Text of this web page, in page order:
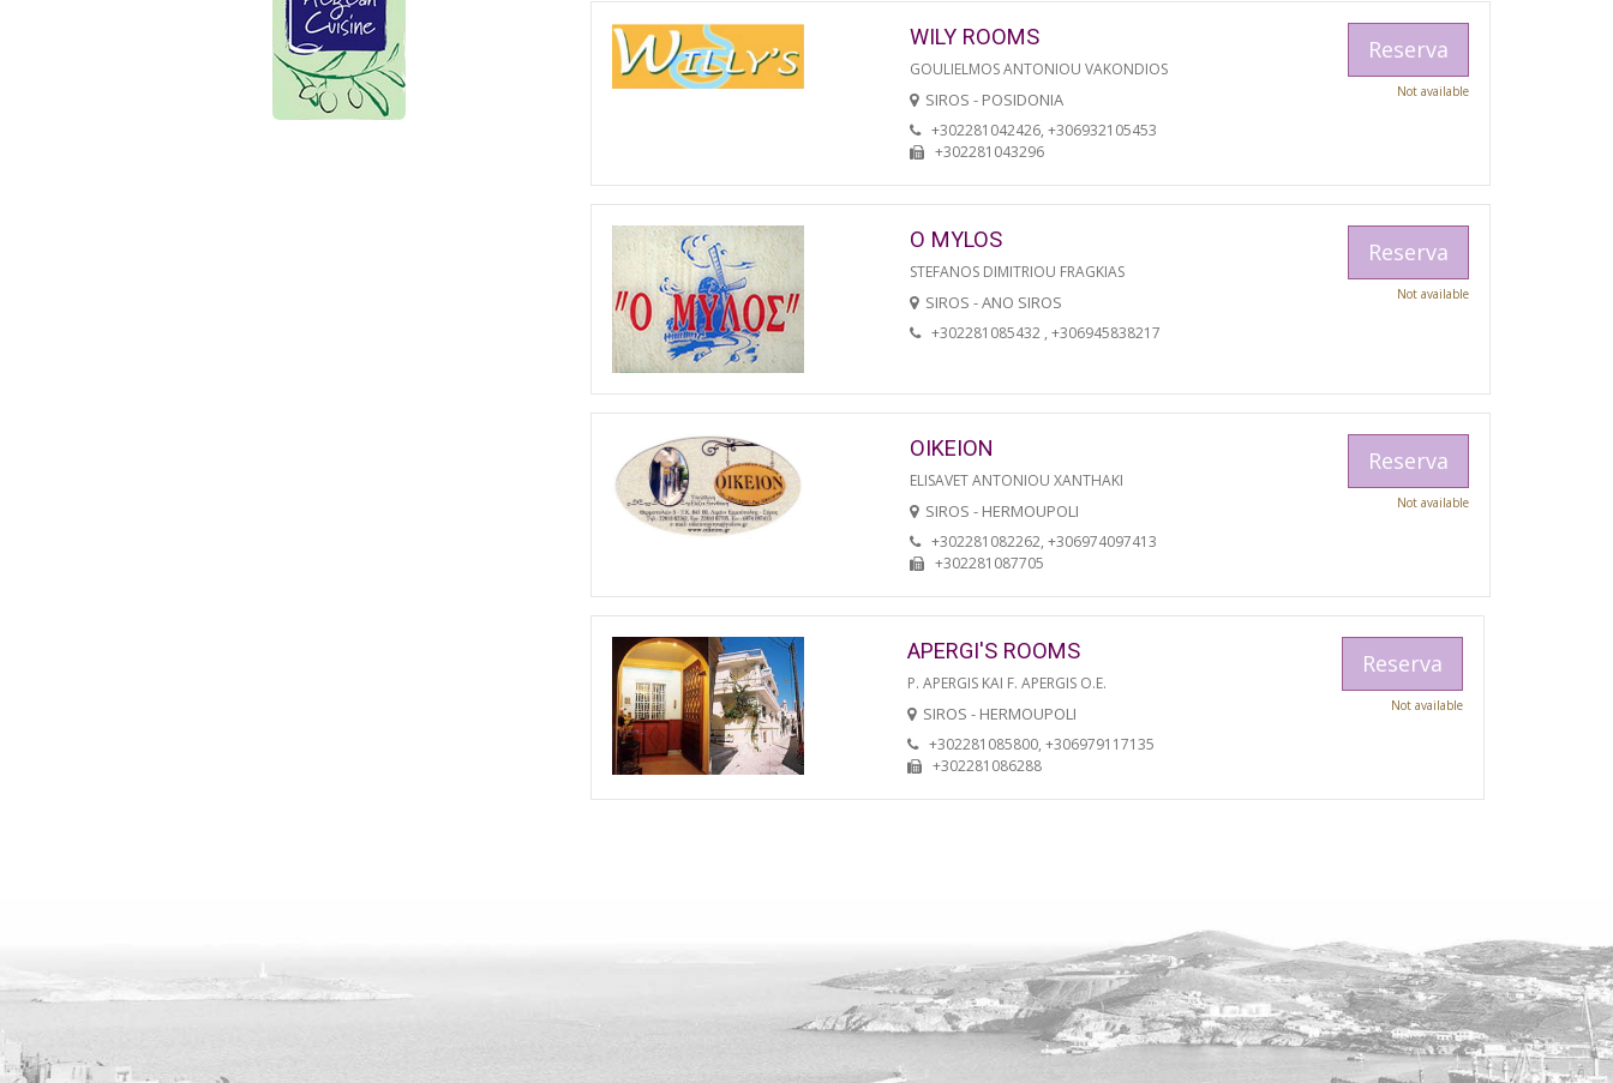
WILY ROOMS
GOULIELMOS ANTONIOU VAKONDIOS
SIROS - POSIDONIA
+302281042426, +306932105453
+302281043296
Reserva
Not available
O MYLOS
STEFANOS DIMITRIOU FRAGKIAS
SIROS - ANO SIROS
+302281085432 , +306945838217
Reserva
Not available
OIKEION
ELISAVET ANTONIOU XANTHAKI
SIROS - HERMOUPOLI
+302281082262, +306974097413
+302281087705
Reserva
Not available
APERGI'S ROOMS
P. APERGIS KAI F. APERGIS O.E.
SIROS - HERMOUPOLI
+302281085800, +306979117135
+302281086288
Reserva
Not available